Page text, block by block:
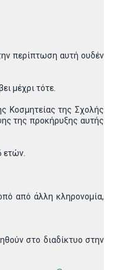
περίπτωση αυτή ουδέν
μέχρι τότε.
Κοσμητείας της Σχολής
της προκήρυξης αυτής
ετών.
από άλλη κληρονομία,
στο διαδίκτυο στην